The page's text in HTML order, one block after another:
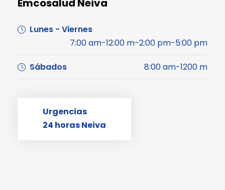
Lunes - Viernes
7:00 am-12:00 m-2:00 pm-5:00 pm
Sábados 8:00 am-1200 m
Urgencias
24 horas Neiva